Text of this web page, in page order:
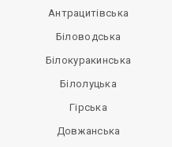
Антрацитівська
Біловодська
Білокуракинська
Білолуцька
Гірська
Довжанська